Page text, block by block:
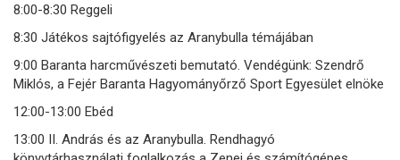
8:00-8:30 Reggeli
8:30 Játékos sajtófigyelés az Aranybulla témájában
9:00 Baranta harcművészeti bemutató. Vendégünk: Szendrő
Miklós, a Fejér Baranta Hagyományőrző Sport Egyesület elnöke
12:00-13:00 Ebéd
13:00 II. András és az Aranybulla. Rendhagyó